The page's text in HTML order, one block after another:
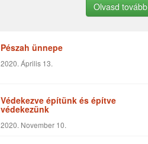
Olvasd tovább
Pészah ünnepe
2020. Április 13.
Védekezve építünk és építve
védekezünk
2020. November 10.